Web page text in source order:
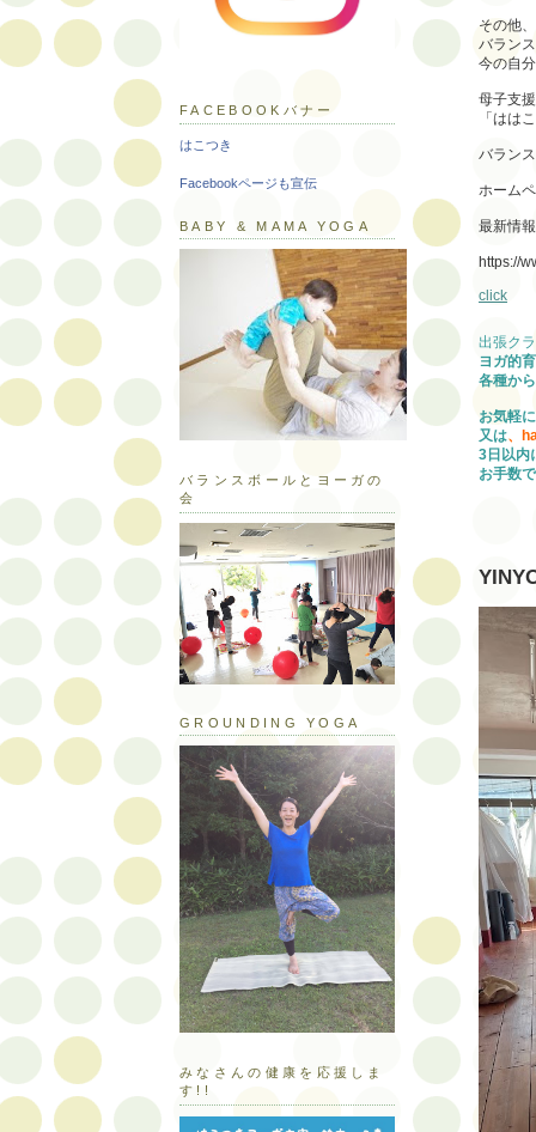
その他
バラン
今の自
母子支
「はは
バラン
ホーム
最新情
https://
click
出張ク
ヨガ的
各種か
お気軽
又は、
3日以内
お手数
FACEBOOKバナー
はこつき
Facebookページも宣伝
BABY & MAMA YOGA
バランスボールとヨーガの
会
GROUNDING YOGA
みなさんの健康を応援しま
す!!